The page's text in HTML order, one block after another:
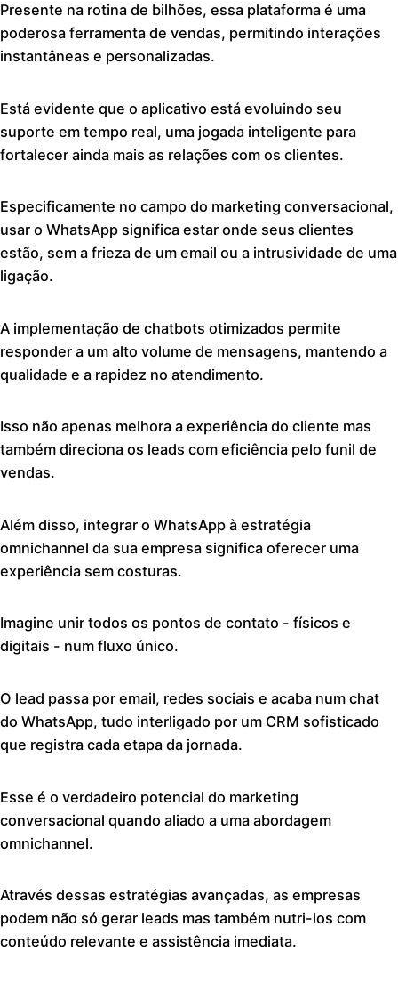
Presente na rotina de bilhões, essa plataforma é uma
poderosa ferramenta de vendas, permitindo interações
instantâneas e personalizadas.
Está evidente que o aplicativo está evoluindo seu
suporte em tempo real, uma jogada inteligente para
fortalecer ainda mais as relações com os clientes.
Especificamente no campo do marketing conversacional,
usar o WhatsApp significa estar onde seus clientes
estão, sem a frieza de um email ou a intrusividade de uma
ligação.
A implementação de chatbots otimizados permite
responder a um alto volume de mensagens, mantendo a
qualidade e a rapidez no atendimento.
Isso não apenas melhora a experiência do cliente mas
também direciona os leads com eficiência pelo funil de
vendas.
Além disso, integrar o WhatsApp à estratégia
omnichannel da sua empresa significa oferecer uma
experiência sem costuras.
Imagine unir todos os pontos de contato - físicos e
digitais - num fluxo único.
O lead passa por email, redes sociais e acaba num chat
do WhatsApp, tudo interligado por um CRM sofisticado
que registra cada etapa da jornada.
Esse é o verdadeiro potencial do marketing
conversacional quando aliado a uma abordagem
omnichannel.
Através dessas estratégias avançadas, as empresas
podem não só gerar leads mas também nutri-los com
conteúdo relevante e assistência imediata.